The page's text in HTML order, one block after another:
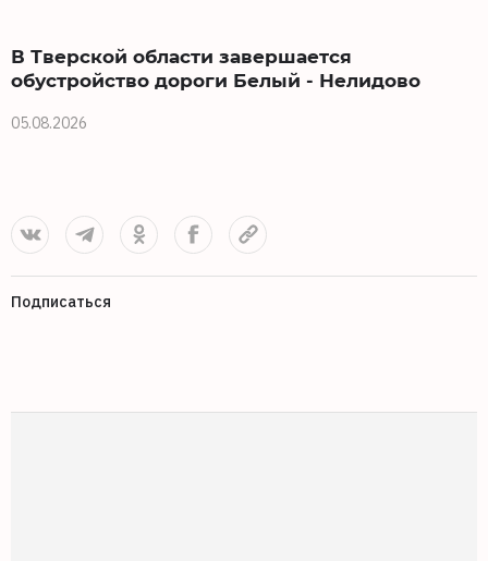
В Тверской области завершается
обустройство дороги Белый - Нелидово
05.08.2026
Подписаться